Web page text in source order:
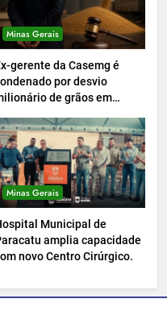
Minas Gerais
gerente da Casemg é
por desvio
de grãos em
Minas Gerais
Municipal de
amplia capacidade
novo Centro Cirúrgico.